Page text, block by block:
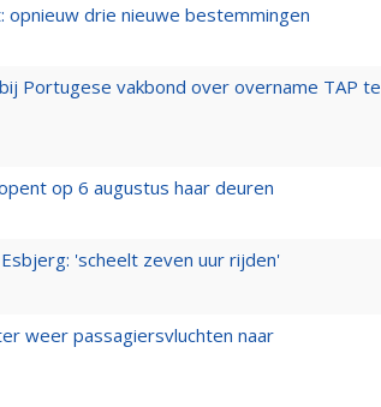
drie nieuwe bestemmingen
Portugese vakbond over overname TAP te
op 6 augustus haar deuren
'scheelt zeven uur rijden'
weer passagiersvluchten naar